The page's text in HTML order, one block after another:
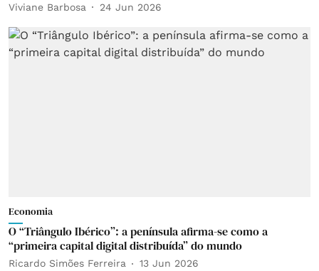
Viviane Barbosa 24 Jun 2026
Economia
O “Triângulo Ibérico”: a península afirma-se como a
“primeira capital digital distribuída” do mundo
Ricardo Simões Ferreira 13 Jun 2026